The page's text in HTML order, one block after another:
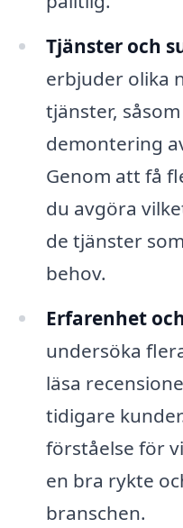
Tjänster och
erbjuder olika
tjänster,
demontering
Genom att få
du avgöra
de tjänster
behov.
Erfarenhet
undersöka
läsa
tidigare
förståelse för
en bra rykte
branschen.